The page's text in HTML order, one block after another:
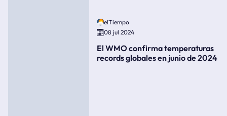
elTiempo
08 jul 2024
El WMO confirma temperaturas
records globales en junio de 2024